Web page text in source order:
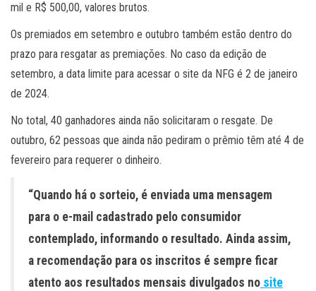
mil e R$ 500,00, valores brutos.
Os premiados em setembro e outubro também estão dentro do
prazo para resgatar as premiações. No caso da edição de
setembro, a data limite para acessar o site da NFG é 2 de janeiro
de 2024.
No total, 40 ganhadores ainda não solicitaram o resgate. De
outubro, 62 pessoas que ainda não pediram o prêmio têm até 4 de
fevereiro para requerer o dinheiro.
“Quando há o sorteio, é enviada uma mensagem
para o e-mail cadastrado pelo consumidor
contemplado, informando o resultado. Ainda assim,
a recomendação para os inscritos é sempre ficar
atento aos resultados mensais divulgados no site